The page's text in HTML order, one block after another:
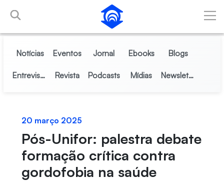
Pular para o Conteúdo principal
Notícias Eventos Jornal Ebooks Blogs
Entrevistas Revista Podcasts Mídias Newsletter
20 março 2025
Pós-Unifor: palestra debate
formação crítica contra
gordofobia na saúde